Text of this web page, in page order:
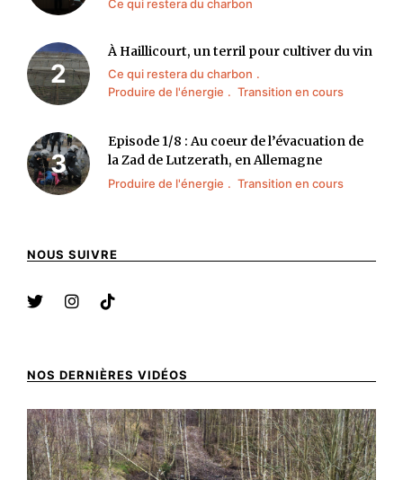
Ce qui restera du charbon
À Haillicourt, un terril pour cultiver du vin
Ce qui restera du charbon
Produire de l'énergie
Transition en cours
Episode 1/8 : Au coeur de l’évacuation de
la Zad de Lutzerath, en Allemagne
Produire de l'énergie Transition en cours
NOUS SUIVRE
NOS DERNIÈRES VIDÉOS